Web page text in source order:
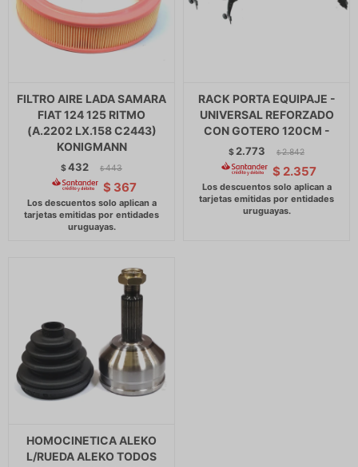
FILTRO AIRE LADA SAMARA
FIAT 124 125 RITMO
(A.2202 LX.158 C2443)
KONIGMANN
$432 $ 443
$ 367
RACK PORTA EQUIPAJE -
UNIVERSAL REFORZADO
CON GOTERO 120CM -
$ 2.773 $ 2.842
$ 2.357
HOMOCINETICA ALEKO
L/RUEDA ALEKO TODOS